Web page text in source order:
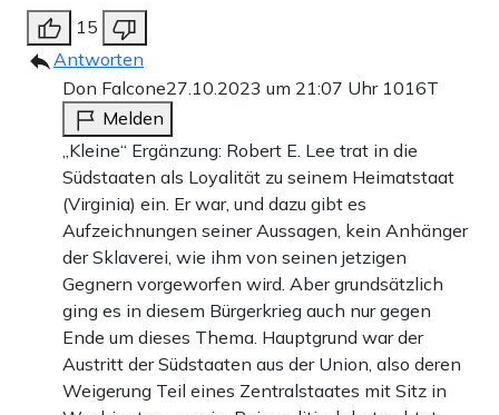
15
Antworten
Don Falcone27.10.2023 um 21:07 Uhr 1016T
Melden
„Kleine“ Ergänzung: Robert E. Lee trat in die
Südstaaten als Loyalität zu seinem Heimatstaat
(Virginia) ein. Er war, und dazu gibt es
Aufzeichnungen seiner Aussagen, kein Anhänger
der Sklaverei, wie ihm von seinen jetzigen
Gegnern vorgeworfen wird. Aber grundsätzlich
ging es in diesem Bürgerkrieg auch nur gegen
Ende um dieses Thema. Hauptgrund war der
Austritt der Südstaaten aus der Union, also deren
Weigerung Teil eines Zentralstaates mit Sitz in